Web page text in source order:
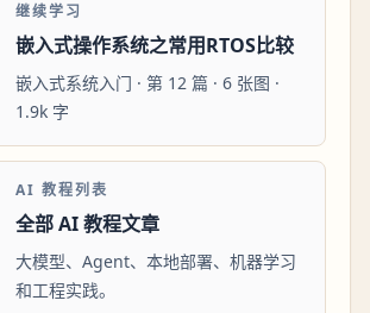
继续学习
嵌入式操作系统之常用RTOS比较
嵌入式系统入门 · 第 12 篇 · 6 张图 ·
1.9k 字
AI 教程列表
全部 AI 教程文章
大模型、Agent、本地部署、机器学习
和工程实践。